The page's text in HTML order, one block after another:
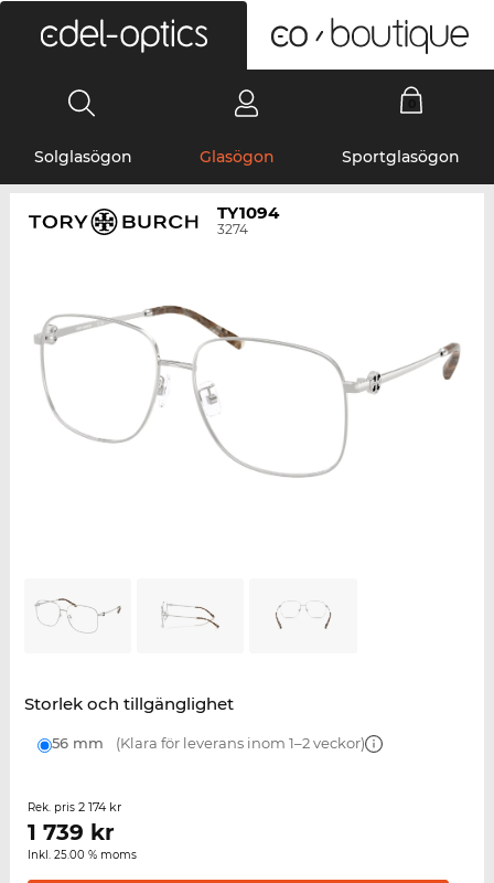
Solglasögon Glasögon Sportglasögon
TY1094
3274
Storlek och tillgänglighet
56 mm (Klara för leverans inom 1–2 veckor)
Rek. pris 2 174 kr
1 739 kr
Inkl. 25.00 % moms